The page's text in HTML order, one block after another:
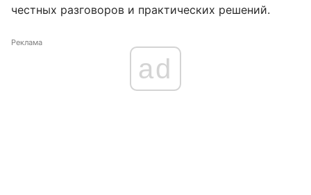
честных разговоров и практических решений.
Реклама
ad